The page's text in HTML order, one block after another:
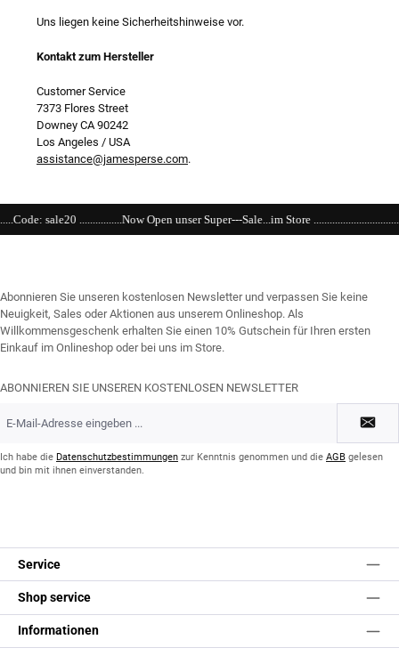
Uns liegen keine Sicherheitshinweise vor.
Kontakt zum Hersteller
Customer Service
7373 Flores Street
Downey CA 90242
Los Angeles / USA
assistance@jamesperse.com.
Open unser Super---Sale...im Store
Abonnieren Sie unseren kostenlosen Newsletter und verpassen Sie keine
Neuigkeit, Sales oder Aktionen aus unserem Onlineshop. Als
Willkommensgeschenk erhalten Sie einen 10% Gutschein für Ihren ersten
Einkauf im Onlineshop oder bei uns im Store.
ABONNIEREN SIE UNSEREN KOSTENLOSEN NEWSLETTER
Mail-
*Ich habe die Datenschutzbestimmungen zur Kenntnis genommen und die AGB gelesen
und bin mit ihnen einverstanden.
Service
Shop service
Informationen